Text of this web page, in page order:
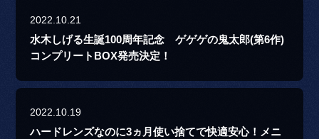
2022.10.21
水木しげる生誕100周年記念 ゲゲゲの鬼太郎(第6作)
コンプリートBOX発売決定！
2022.10.19
ハードレンズなのに3ヵ月使い捨てで快適安心！メニ